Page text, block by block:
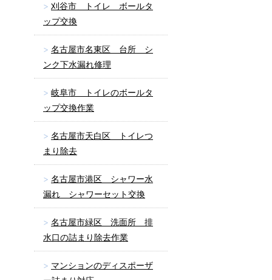
刈谷市 トイレ ボールタ
ップ交換
名古屋市名東区 台所 シ
ンク下水漏れ修理
岐阜市 トイレのボールタ
ップ交換作業
名古屋市天白区 トイレつ
まり除去
名古屋市港区 シャワー水
漏れ シャワーセット交換
名古屋市緑区 洗面所 排
水口の詰まり除去作業
マンションのディスポーザ